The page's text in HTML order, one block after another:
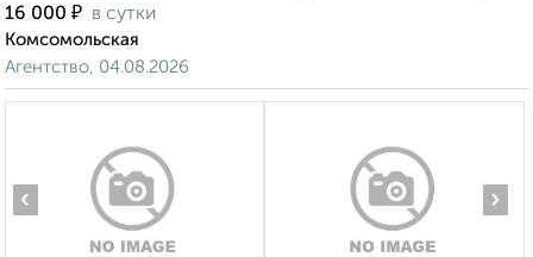
16 000 ₽ в сутки
Комсомольская
Агентство, 04.08.2026
‹ ›